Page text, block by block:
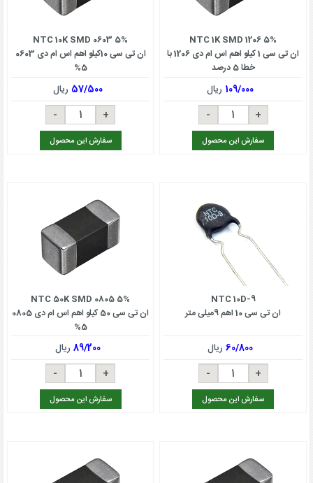
NTC 1K SMD 1206 5%
ان تی سی 1 کیلو اهم اس ام دی 1206 با
خطا 5 درصد
109/000 ریال
سفارش این محصول
NTC 10K SMD 0603 5%
ان تی سی 10کیلو اهم اس ام دی 0603
5%
57/500 ریال
سفارش این محصول
NTC 10D-9
ان تی سی 10 اهم 9میلی متر
60/800ریال
سفارش این محصول
NTC 50K SMD 0805 5%
ان تی سی 50 کیلو اهم اس ام دی 0805
5%
89/200 ریال
سفارش این محصول